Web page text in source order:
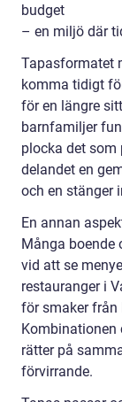
budget
– en miljö där
Tapasformatet
komma tidigt
för en längre
barnfamiljer
plocka det som
delandet en
och en stänger
En annan
Många boende
vid att se
restauranger i
för smaker från
Kombinationen
rätter på
förvirrande.